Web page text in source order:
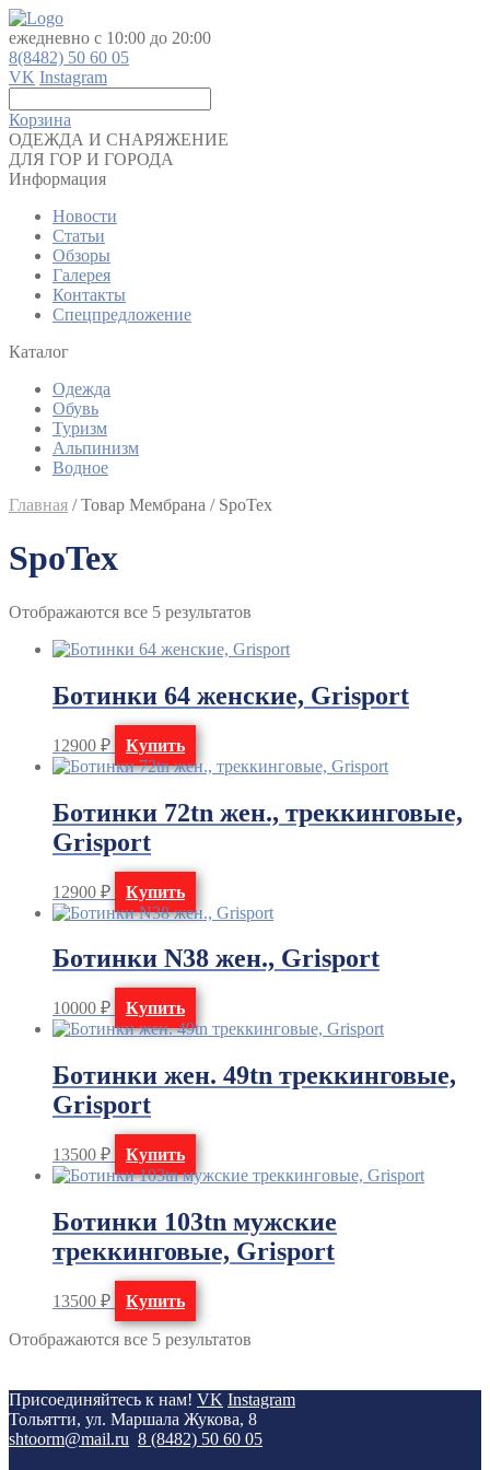
ежедневно с 10:00 до 20:00
8(8482) 50 60 05
VK Instagram
Корзина
ОДЕЖДА И СНАРЯЖЕНИЕ
ДЛЯ ГОР И ГОРОДА
Информация
Новости
Статьи
Обзоры
Галерея
Контакты
Спецпредложение
Каталог
Одежда
Обувь
Туризм
Альпинизм
Водное
Главная /Товар Мембрана / SpoTex
SpoTex
Отображаются все 5 результатов
Ботинки 64 женские, Grisport
12900 ₽ Купить
Ботинки 72tn жен., треккинговые,
Grisport
12900 ₽ Купить
Ботинки N38 жен., Grisport
10000 ₽ Купить
Ботинки жен. 49tn треккинговые,
Grisport
13500 ₽ Купить
Ботинки 103tn мужские
треккинговые, Grisport
13500 ₽ Купить
Отображаются все 5 результатов
Присоединяйтесь к нам! VK Instagram
Тольятти, ул. Маршала Жукова, 8
shtoorm@mail.ru 8 (8482) 50 60 05